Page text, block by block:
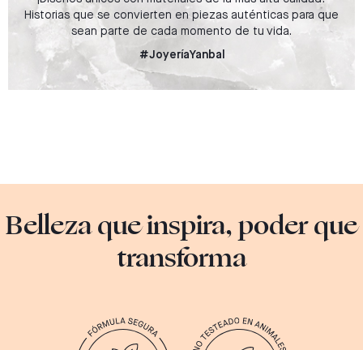
Historias que se convierten en piezas auténticas para que
sean parte de cada momento de tu vida.
#JoyeríaYanbal
Belleza que inspira, poder que
transforma